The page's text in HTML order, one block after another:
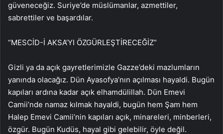
güveneceğiz. Suriye’de müslümanlar, azmettiler,
sabrettiler ve başardılar.
“MESCİD-İ AKSA’YI ÖZGÜRLEŞTİRECEĞİZ”
Gizli ya da açık gayretlerimizle Gazze’deki mazlumların
yanında olacağız. Dün Ayasofya’nın açılması hayaldi. Bugün
kapıları ardına kadar açık elhamdülillah. Dün Emevi
Camii’nde namaz kılmak hayaldi, bugün hem Şam hem
Halep Emevi Camii’nin kapıları açık, minareleri, minberleri,
özgür. Bugün Kudüs, hayal gibi gelebilir, öyle değil.